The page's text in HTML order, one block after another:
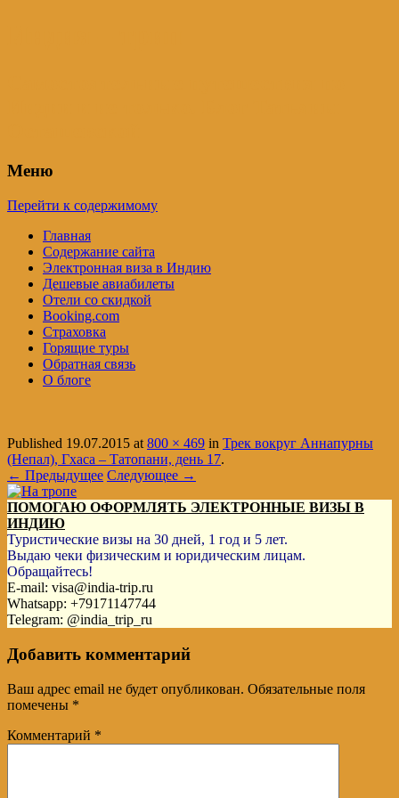
Меню
Перейти к содержимому
Главная
Содержание сайта
Электронная виза в Индию
Дешевые авиабилеты
Отели со скидкой
Booking.com
Страховка
Горящие туры
Обратная связь
О блоге
Published 19.07.2015 at800 × 469 in Трек вокруг Аннапурны
(Непал), Гхаса – Татопани, день 17.
← Предыдущее Следующее →
ПОМОГАЮ ОФОРМЛЯТЬ ЭЛЕКТРОННЫЕ ВИЗЫ В
ИНДИЮ
Туристические визы на 30 дней, 1 год и 5 лет.
Выдаю чеки физическим и юридическим лицам.
Обращайтесь!
E-mail: visa@india-trip.ru
Whatsapp: +79171147744
Telegram: @india_trip_ru
Добавить комментарий
Ваш адрес email не будет опубликован. Обязательные поля
помечены *
Комментарий *